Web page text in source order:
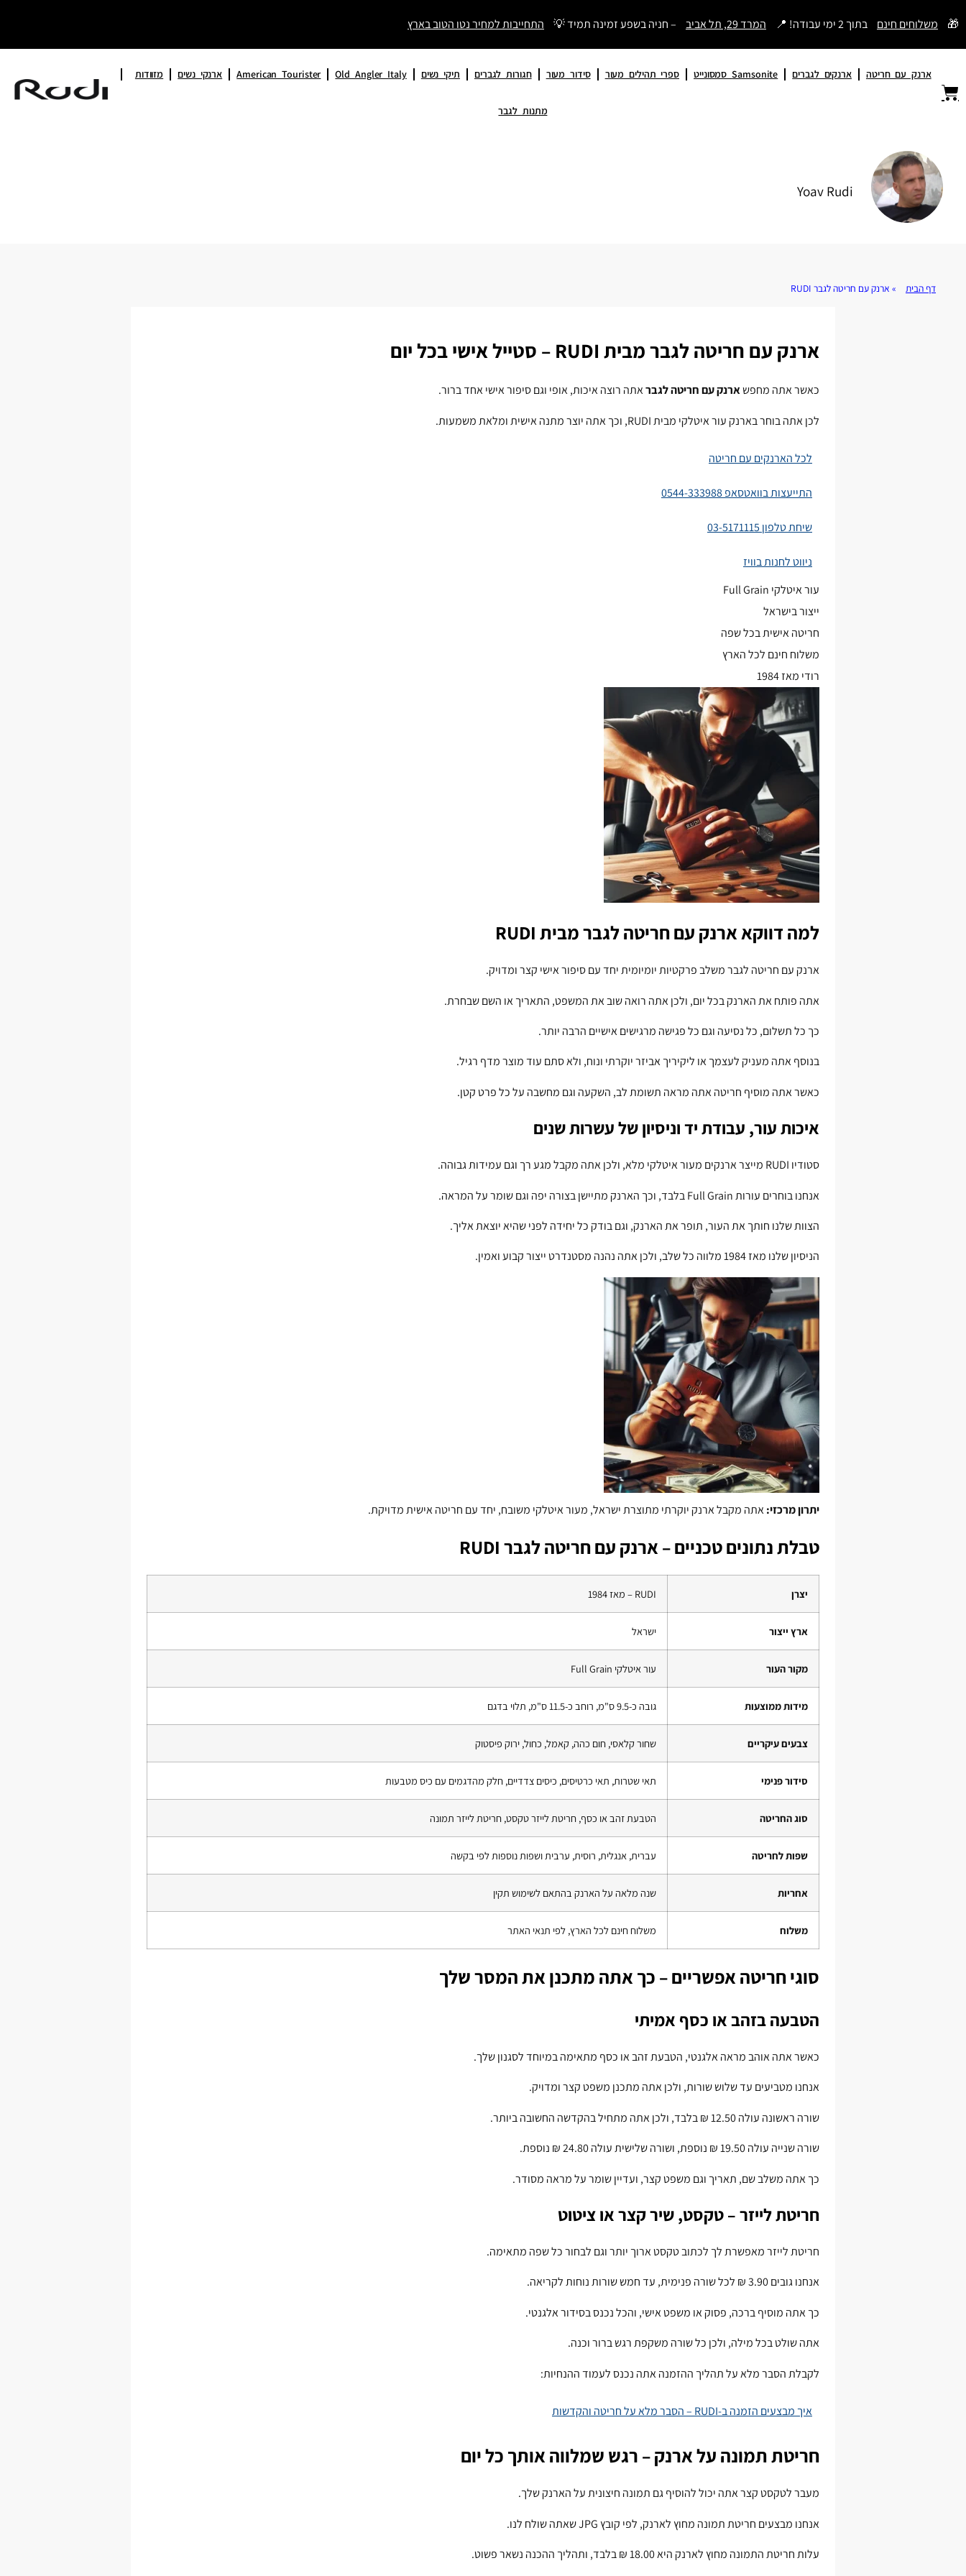
דילוג
🎁 משלוחים חינם בתוך 2 ימי עבודה! 📍 המרד 29, תל אביב – חניה בשפע זמינה תמיד 💡 התחייבות למחיר נטו הטוב בארץ
ארנק עם חריטה ארנקים לגברים Samsonite סמסונייט ספרי תהילים מעור סידור מעור חגורות לגברים תיקי נשים Old Angler Italy
American Tourister ארנקי נשים מזוודות
מתנות לגבר
Yoav Rudi
דף הבית » ארנק עם חריטה לגבר RUDI
ארנק עם חריטה לגבר מבית RUDI – סטייל אישי בכל יום
כאשר אתה מחפשארנק עם חריטה לגבראתה רוצה איכות, אופי וגם סיפור אישי אחד ברור.
לכן אתה בוחר בארנק עור איטלקי מבית RUDI, וכך אתה יוצר מתנה אישית ומלאת משמעות.
לכל הארנקים עם חריטה
התייעצות בוואטסאפ 0544-333988
שיחת טלפון 03-5171115
ניווט לחנות בוויז
עור איטלקי Full Grain
ייצור בישראל
חריטה אישית בכל שפה
משלוח חינם לכל הארץ
רודי מאז 1984
למה דווקא ארנק עם חריטה לגבר מבית RUDI
ארנק עם חריטה לגבר משלב פרקטיות יומיומית יחד עם סיפור אישי קצר ומדויק.
אתה פותח את הארנק בכל יום, ולכן אתה רואה שוב את המשפט, התאריך או השם שבחרת.
כך כל תשלום, כל נסיעה וגם כל פגישה מרגישים אישיים הרבה יותר.
בנוסף אתה מעניק לעצמך או ליקיריך אביזר יוקרתי ונוח, ולא סתם עוד מוצר מדף רגיל.
כאשר אתה מוסיף חריטה אתה מראה תשומת לב, השקעה וגם מחשבה על כל פרט קטן.
איכות עור, עבודת יד וניסיון של עשרות שנים
סטודיו RUDI מייצר ארנקים מעור איטלקי מלא, ולכן אתה מקבל מגע רך וגם עמידות גבוהה.
אנחנו בוחרים עורות Full Grain בלבד, וכך הארנק מתיישן בצורה יפה וגם שומר על המראה.
הצוות שלנו חותך את העור, תופר את הארנק, וגם בודק כל יחידה לפני שהיא יוצאת אליך.
הניסיון שלנו מאז 1984 מלווה כל שלב, ולכן אתה נהנה מסטנדרט ייצור קבוע ואמין.
יתרון מרכזי:אתה מקבל ארנק יוקרתי מתוצרת ישראל, מעור איטלקי משובח, יחד עם חריטה אישית מדויקת.
טבלת נתונים טכניים – ארנק עם חריטה לגבר RUDI
יצרן RUDI – מאז 1984
ארץ ייצור ישראל
מקור העור עור איטלקי Full Grain
מידות ממוצעות גובה כ-9.5 ס"מ, רוחב כ-11.5 ס"מ, תלוי בדגם
צבעים עיקריים שחור קלאסי, חום כהה, קאמל, כחול, ירוק פיסטוק
סידור פנימי תאי שטרות, תאי כרטיסים, כיסים צדדיים, חלק מהדגמים עם כיס מטבעות
סוג החריטה הטבעת זהב או כסף, חריטת לייזר טקסט, חריטת לייזר תמונה
שפות לחריטה עברית, אנגלית, רוסית, ערבית ושפות נוספות לפי בקשה
אחריות שנה מלאה על הארנק בהתאם לשימוש תקין
משלוח משלוח חינם לכל הארץ, לפי תנאי האתר
סוגי חריטה אפשריים – כך אתה מתכנן את המסר שלך
הטבעה בזהב או כסף אמיתי
כאשר אתה אוהב מראה אלגנטי, הטבעת זהב או כסף מתאימה במיוחד לסגנון שלך.
אנחנו מטביעים עד שלוש שורות, ולכן אתה מתכנן משפט קצר ומדויק.
שורה ראשונה עולה 12.50 ₪ בלבד, ולכן אתה מתחיל בהקדשה החשובה ביותר.
שורה שנייה עולה 19.50 ₪ נוספת, ושורה שלישית עולה 24.80 ₪ נוספת.
כך אתה משלב שם, תאריך וגם משפט קצר, ועדיין שומר על מראה מסודר.
חריטת לייזר – טקסט, שיר קצר או ציטוט
חריטת לייזר מאפשרת לך לכתוב טקסט ארוך יותר וגם לבחור כל שפה מתאימה.
אנחנו גובים 3.90 ₪ לכל שורה פנימית, עד חמש שורות נוחות לקריאה.
כך אתה מוסיף ברכה, פסוק או משפט אישי, והכל נכנס בסידור אלגנטי.
אתה שולט בכל מילה, ולכן כל שורה משקפת רגש ברור וכנה.
לקבלת הסבר מלא על תהליך ההזמנה אתה נכנס לעמוד ההנחיות:
איך מבצעים הזמנה ב-RUDI – הסבר מלא על חריטה והקדשות
חריטת תמונה על ארנק – רגש שמלווה אותך כל יום
מעבר לטקסט קצר אתה יכול להוסיף גם תמונה חיצונית על הארנק שלך.
אנחנו מבצעים חריטת תמונה מחוץ לארנק, לפי קובץ JPG שאתה שולח לנו.
עלות חריטת התמונה מחוץ לארנק היא 18.00 ₪ בלבד, ותהליך ההכנה נשאר פשוט.